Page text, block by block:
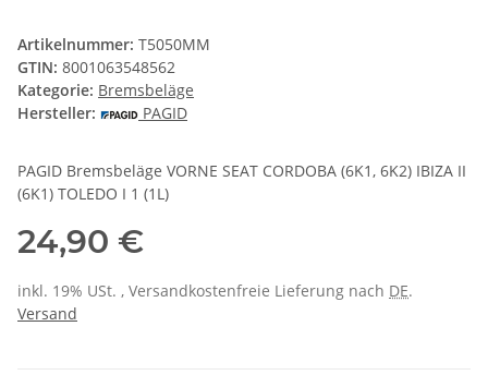
Artikelnummer: T5050MM
GTIN: 8001063548562
Kategorie: Bremsbeläge
Hersteller:
PAGID
PAGID Bremsbeläge VORNE SEAT CORDOBA (6K1, 6K2) IBIZA II
(6K1) TOLEDO I 1 (1L)
24,90 €
inkl. 19% USt. , Versandkostenfreie Lieferung nach DE.
Versand